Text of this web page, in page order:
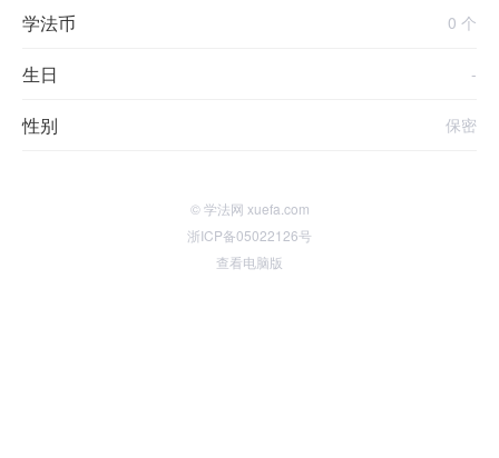
学法币 0 个
生日 -
性别 保密
© 学法网 xuefa.com
浙ICP备05022126号
查看电脑版